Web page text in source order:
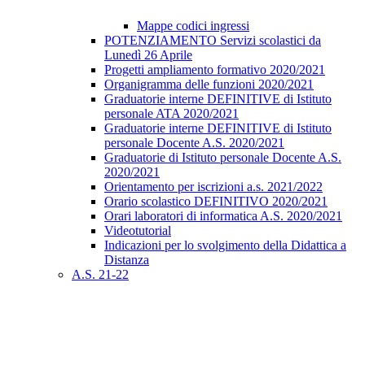
Mappe codici ingressi
POTENZIAMENTO Servizi scolastici da
Lunedì 26 Aprile
Progetti ampliamento formativo 2020/2021
Organigramma delle funzioni 2020/2021
Graduatorie interne DEFINITIVE di Istituto
personale ATA 2020/2021
Graduatorie interne DEFINITIVE di Istituto
personale Docente A.S. 2020/2021
Graduatorie di Istituto personale Docente A.S.
2020/2021
Orientamento per iscrizioni a.s. 2021/2022
Orario scolastico DEFINITIVO 2020/2021
Orari laboratori di informatica A.S. 2020/2021
Videotutorial
Indicazioni per lo svolgimento della Didattica a
Distanza
A.S. 21-22